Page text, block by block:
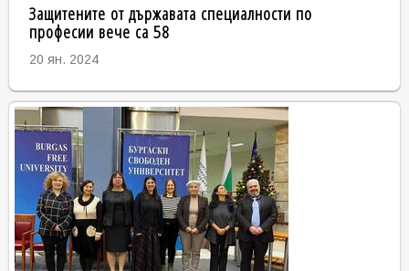
Защитените от държавата специалности по
професии вече са 58
20 ян. 2024